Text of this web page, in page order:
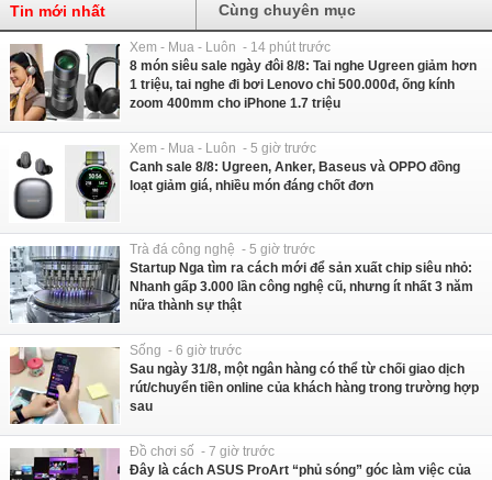
Tin mới nhất Cùng chuyên mục
Xem - Mua - Luôn - 14 phút trước
8 món siêu sale ngày đôi 8/8: Tai nghe Ugreen giảm hơn
1 triệu, tai nghe đi bơi Lenovo chỉ 500.000đ, ống kính
zoom 400mm cho iPhone 1.7 triệu
Xem - Mua - Luôn - 5 giờ trước
Canh sale 8/8: Ugreen, Anker, Baseus và OPPO đồng
loạt giảm giá, nhiều món đáng chốt đơn
Trà đá công nghệ - 5 giờ trước
Startup Nga tìm ra cách mới để sản xuất chip siêu nhỏ:
Nhanh gấp 3.000 lần công nghệ cũ, nhưng ít nhất 3 năm
nữa thành sự thật
Sống - 6 giờ trước
Sau ngày 31/8, một ngân hàng có thể từ chối giao dịch
rút/chuyển tiền online của khách hàng trong trường hợp
sau
Đồ chơi số - 7 giờ trước
Đây là cách ASUS ProArt “phủ sóng” góc làm việc của